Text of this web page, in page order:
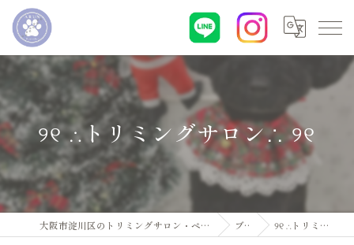
୨୧ ∴トリミングサロン∴ ୨୧
大阪市淀川区のトリミングサロン・ペットサロンならDogsalon ARUN ブログ ୨୧ ∴トリミングサロン∴ ୨୧